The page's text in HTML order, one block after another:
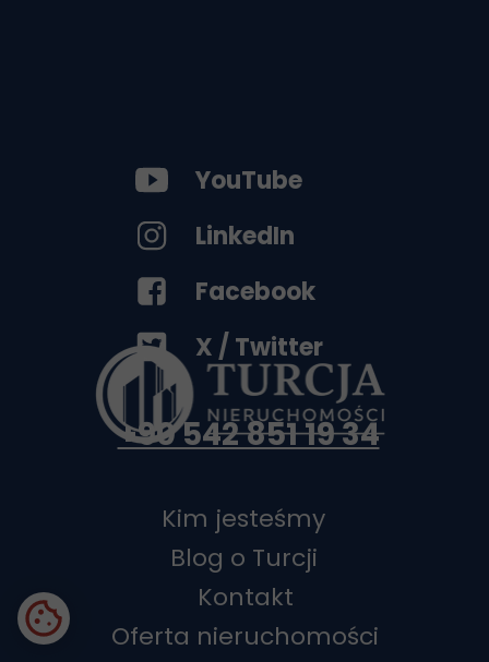
YouTube
LinkedIn
Facebook
X / Twitter
+90 542 851 19 34
Kontakt
Blog o Turcji
Kim jesteśmy
Oferta nieruchomości